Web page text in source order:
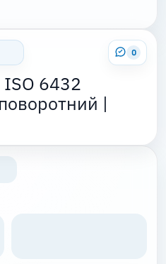
0
6432
|